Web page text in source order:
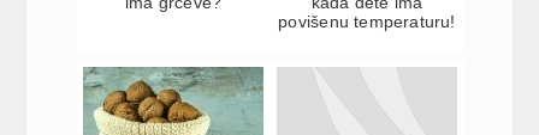
povišenu temperaturu!